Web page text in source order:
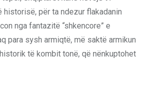
historisë, për ta ndezur flakadanin
nga fantazitë “shkencore” e
para sysh armiqtë, më saktë armikun
të kombit tonë, që nënkuptohet